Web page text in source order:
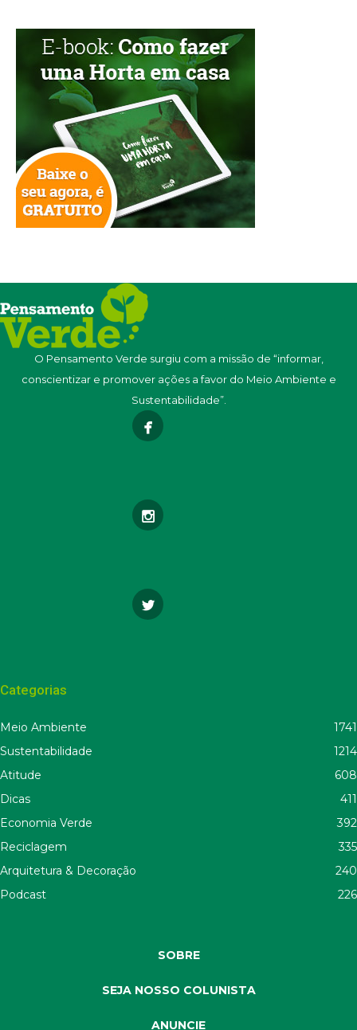
O Pensamento Verde surgiu com a missão de “informar,
conscientizar e promover ações a favor do Meio Ambiente e
Sustentabilidade”.
Categorias
Meio Ambiente
1741
Sustentabilidade
1214
Atitude
608
Dicas
411
Economia Verde
392
Reciclagem
335
Arquitetura & Decoração
240
Podcast
226
SOBRE
SEJA NOSSO COLUNISTA
ANUNCIE